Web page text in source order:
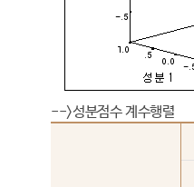
-->성분점수 계수행렬